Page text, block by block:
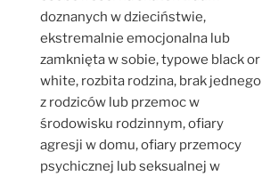
doznanych w dzieciństwie,
ekstremalnie emocjonalna lub
zamknięta w sobie, typowe black or
white, rozbita rodzina, brak jednego
z rodziców lub przemoc w
środowisku rodzinnym, ofiary
agresji w domu, ofiary przemocy
psychicznej lub seksualnej w